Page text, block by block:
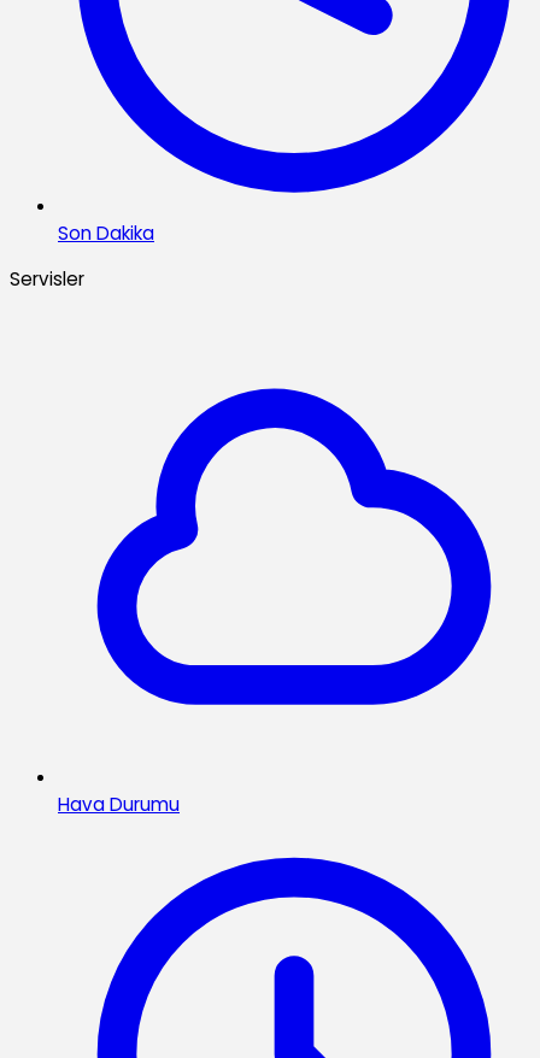
Son Dakika
Servisler
Hava Durumu